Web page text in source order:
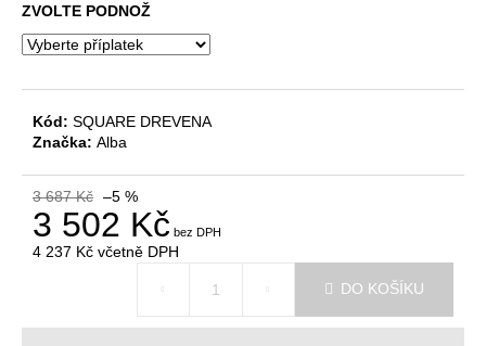
ZVOLTE PODNOŽ
Kód: SQUARE DREVENA
Značka: Alba
3 687 Kč –5 %
3 502 Kč
4 237 Kč včetně DPH
DO KOŠÍKU
KANCELÁŘSKÁ
ŽIDLE
ŠÉF
196
Původně:
470
Kč